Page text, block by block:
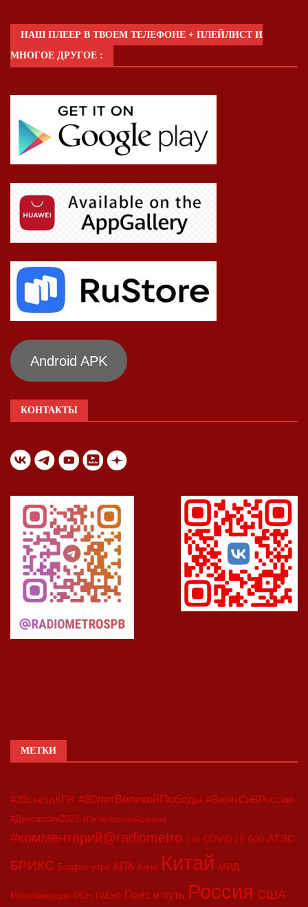
НАШ ПЛЕЕР В ТВОЕМ ТЕЛЕФОНЕ + ПЛЕЙЛИСТ И
МНОГОЕ ДРУГОЕ :
Android APK
КОНТАКТЫ
МЕТКИ
#20съездКПК #80летВеликойПобеды #ВизитСиВРоссию
#Двесессии2023 #Петербургскийдневник
#комментарий@radiometro CIIE COVID-19 G20 АТЭС
БРИКС Бодрое утро КПК Кино Китай МИД
Минкоммерции ООН ПМЭФ Пояс и путь Россия США